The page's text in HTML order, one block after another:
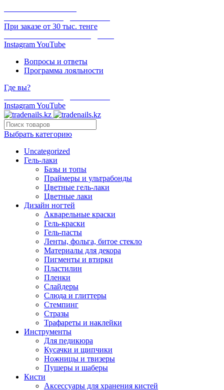
При заказе от 30 тыс. тенге
InstagramYouTube
Вопросы и ответы
Программа лояльности
Где вы?
InstagramYouTube
Выбрать категорию
Uncategorized
Гель-лаки
Базы и топы
Праймеры и ультрабонды
Цветные гель-лаки
Цветные лаки
Дизайн ногтей
Акварельные краски
Гель-краски
Гель-пасты
Ленты, фольга, битое стекло
Материалы для декора
Пигменты и втирки
Пластилин
Пленки
Слайдеры
Слюда и глиттеры
Стемпинг
Стразы
Трафареты и наклейки
Инструменты
Для педикюра
Кусачки и щипчики
Ножницы и твизеры
Пушеры и шаберы
Кисти
Аксессуары для хранения кистей